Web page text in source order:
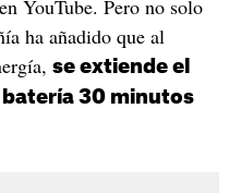
YouTube. Pero no solo
ha añadido que al
se extiende el
30 minutos